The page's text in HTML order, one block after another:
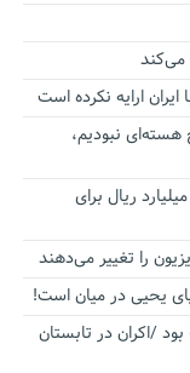
می‌کند
ارایه نکرده است
هسته‌ای نبودیم،
آستانه الزام به دریافت صورت های مالی به ۱۰۰ میلیارد ریال برای
را تغییر می‌دهند
یحیی در میان است!
/اکران در تابستان